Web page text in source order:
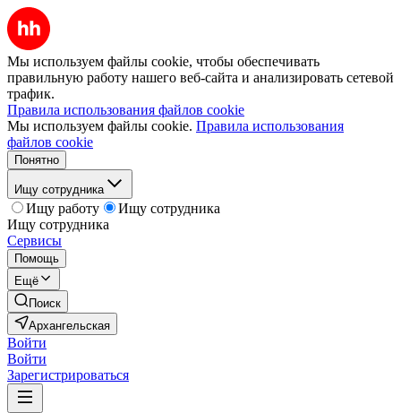
Мы используем файлы cookie, чтобы обеспечивать
правильную работу нашего веб-сайта и анализировать сетевой
трафик.
Правила использования файлов cookie
Мы используем файлы cookie. Правила использования
файлов cookie
Понятно
Ищу сотрудника
Ищу работу
Ищу сотрудника
Ищу сотрудника
Сервисы
Помощь
Ещё
Поиск
Архангельская
Войти
Войти
Зарегистрироваться